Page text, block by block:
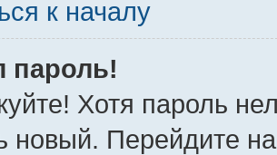
к началу
пароль!
Хотя пароль
новый. Перейдите